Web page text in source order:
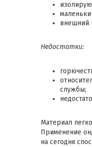
внешний
Недостатки:
службы;
Материал
Применение
на сегодня